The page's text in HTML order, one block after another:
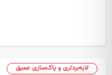
لایه‌برداری و پاک‌سازی عمیق